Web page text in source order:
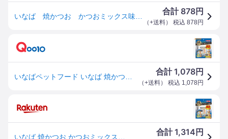
合計 878円
（+送料） 税込 878 円
合計1,078円
（+送料） 税込 1,078 円
合計1,314 円